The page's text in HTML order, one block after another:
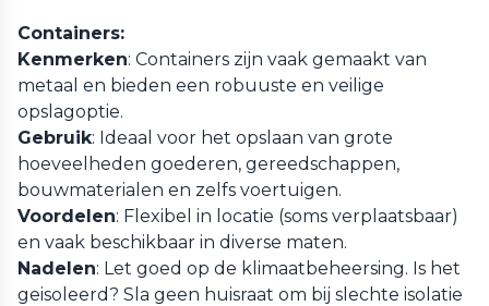
Containers:
Kenmerken: Containers zijn vaak gemaakt van
metaal en bieden een robuuste en veilige
opslagoptie.
Gebruik: Ideaal voor het opslaan van grote
hoeveelheden goederen, gereedschappen,
bouwmaterialen en zelfs voertuigen.
Voordelen: Flexibel in locatie (soms verplaatsbaar)
en vaak beschikbaar in diverse maten.
Nadelen: Let goed op de klimaatbeheersing. Is het
geisoleerd? Sla geen huisraat om bij slechte isolatie